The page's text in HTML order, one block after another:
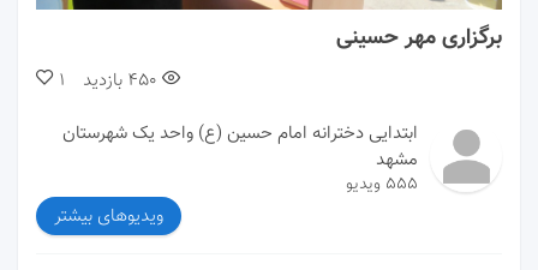
برگزاری مهر حسینی
1 450 بازدید
ابتدایی دخترانه امام حسین (ع) واحد یک شهرستان
مشهد
555 ویدیو
ویدیوهای بیشتر